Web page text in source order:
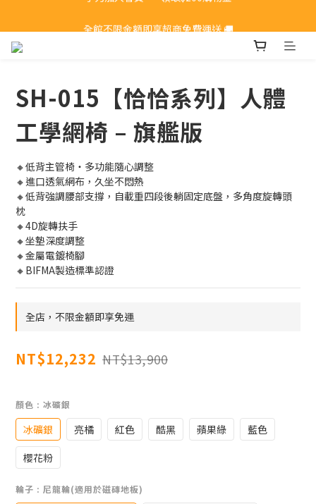
SH-015【恰恰系列】人體
工學網椅 – 旗艦版
🔸低背主管椅‧多功能隨心調整
🔸進口透氣網布，久坐不悶熱
🔸低背強調腰部支撐，自載重四段後躺固定底盤，多角度旋轉頭
枕
🔸4D旋轉扶手
🔸坐墊深度調整
🔸金屬電鍍椅腳
🔸BIFMA製造標準認證
全店，不限金額即享免運
NT$12,232 NT$13,900
顏色 : 冰礦銀
冰礦銀 亮橘 紅色 酷黑 蘋果綠
藍色
櫻花粉
輪子 : 尼龍輪(適用於磁磚地板)